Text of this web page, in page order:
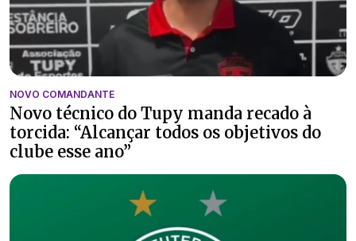
NOVO COMANDANTE
Novo técnico do Tupy manda recado à
torcida: “Alcançar todos os objetivos do
clube esse ano”